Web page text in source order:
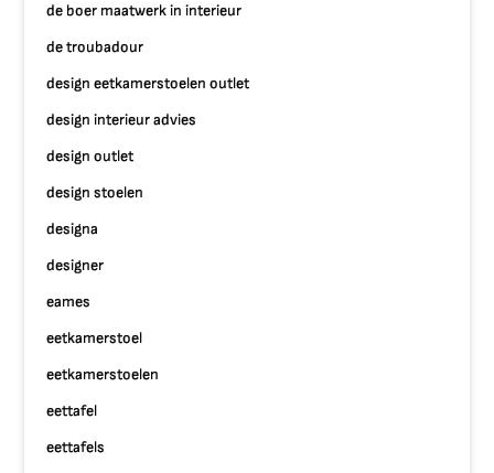
de boer maatwerk in interieur
de troubadour
design eetkamerstoelen outlet
design interieur advies
design outlet
design stoelen
designa
designer
eames
eetkamerstoel
eetkamerstoelen
eettafel
eettafels